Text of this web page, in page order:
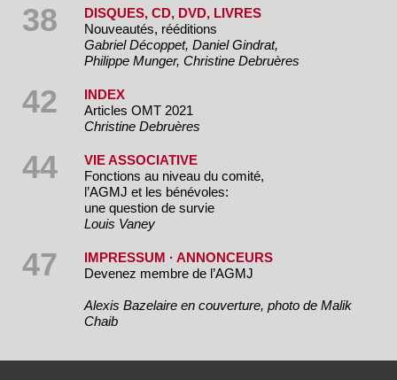
38
DISQUES, CD, DVD, LIVRES
Nouveautés, rééditions
Gabriel Décoppet, Daniel Gindrat,
Philippe Munger, Christine Debruères
42
INDEX
Articles OMT 2021
Christine Debruères
44
VIE ASSOCIATIVE
Fonctions au niveau du comité,
l’AGMJ et les bénévoles:
une question de survie
Louis Vaney
47
IMPRESSUM · ANNONCEURS
Devenez membre de l’AGMJ
Alexis Bazelaire en couverture, photo de Malik
Chaib